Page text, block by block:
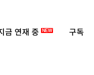
금 연재 중 NEW 구독